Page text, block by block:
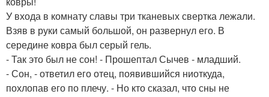
У входа в комнату славы три тканевых свертка лежали.
Взяв в руки самый большой, он развернул его. В
середине ковра был серый гель.
- Так это был не сон! - Прошептал Сычев - младший.
- Сон, - ответил его отец, появившийся ниоткуда,
похлопав его по плечу. - Но кто сказал, что сны не